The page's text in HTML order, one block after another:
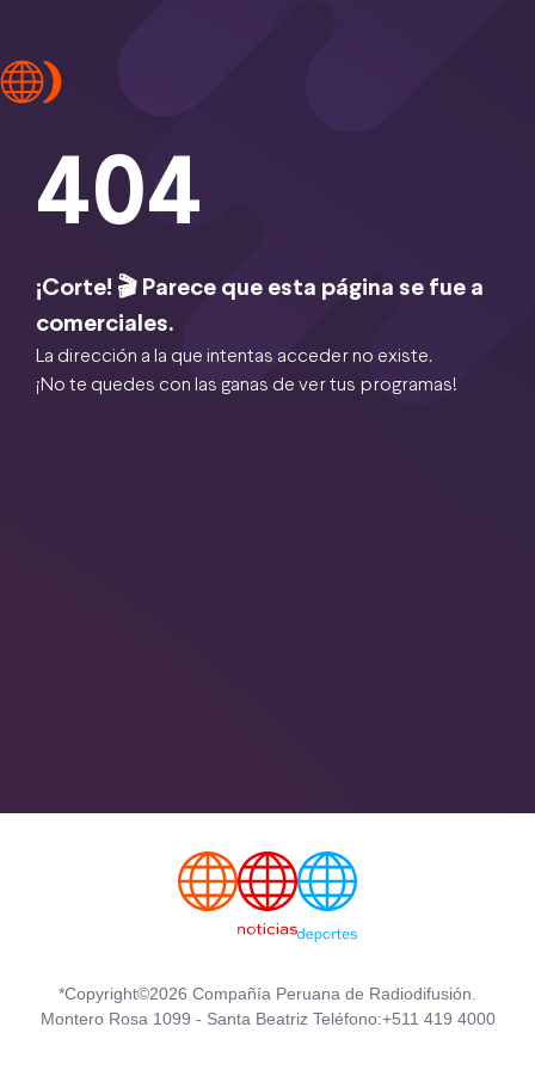
404
¡Corte! 🎬 Parece que esta página se fue a
comerciales.
La dirección a la que intentas acceder no existe.
¡No te quedes con las ganas de ver tus programas!
*Copyright©2026 Compañía Peruana de Radiodifusión.
Montero Rosa 1099 - Santa Beatriz Teléfono:+511 419 4000